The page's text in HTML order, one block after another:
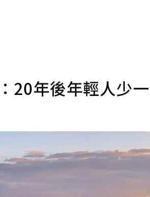
20年後年輕人少